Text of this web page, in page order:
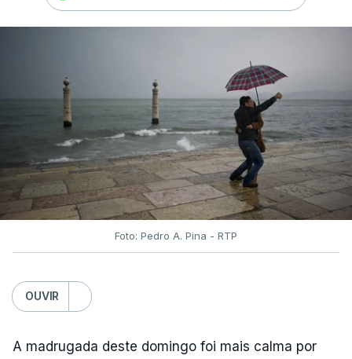
Foto: Pedro A. Pina - RTP
OUVIR
A madrugada deste domingo foi mais calma por